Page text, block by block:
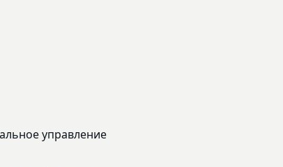
управление